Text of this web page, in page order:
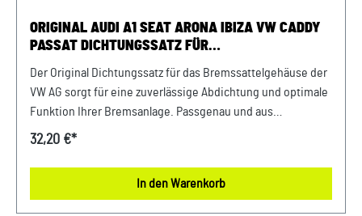
ORIGINAL AUDI A1 SEAT ARONA IBIZA VW CADDY
PASSAT DICHTUNGSSATZ FÜR
Der Original Dichtungssatz für das Bremssattelgehäuse der
VW AG sorgt für eine zuverlässige Abdichtung und optimale
Funktion Ihrer Bremsanlage. Passgenau und aus
hochwertigen Materialien gefertigt, gewährleistet der
Sicherheit. Produktinfos: 100% passgenau, da Original
Ersatzteilepassende Teilenummern: 2G0698671
32,20 €*
In den Warenkorb